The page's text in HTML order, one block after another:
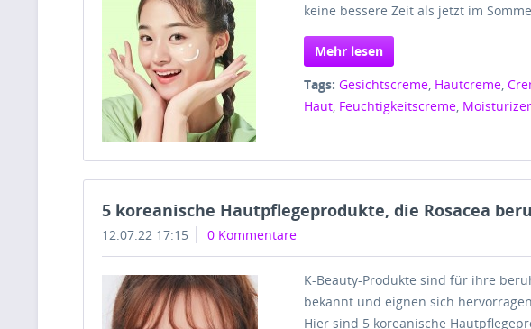
keine bessere Zeit als jetzt im
Mehr lesen
Tags: Gesichtscreme Hautcreme ,
Haut Feuchtigkeitscreme Moisturizer
5 koreanische Hautpflegeprodukte, die Rosacea
12.07.22 17:15 0 Kommentare
K-Beauty-Produkte sind für ihre
bekannt und eignen sich
Hier sind 5 koreanische